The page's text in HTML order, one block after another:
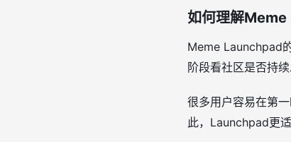
如何理解
Meme Launchpad
阶段看社区是否持
很多用户容易在第
此，Launchpad更